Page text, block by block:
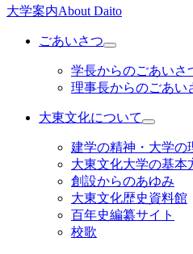
大学案内About Daito
ごあいさつ
学長からのごあいさ
理事長からのごあい
大東文化について
建学の精神・大学の
大東文化大学の基本
創設からのあゆみ
大東文化歴史資料館
百年史編纂サイト
校歌